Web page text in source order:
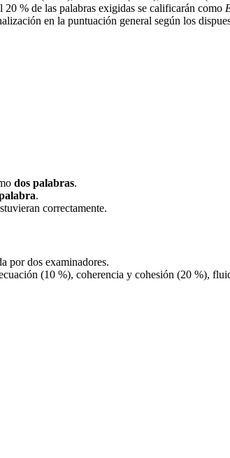
20 % de las palabras exigidas se calificarán como
en la puntuación general según los
dos palabras.
.
correctamente.
por dos examinadores.
(10 %), coherencia y cohesión (20 %),